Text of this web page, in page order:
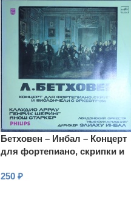
Бетховен – Инбал – Концерт
для фортепиано, скрипки и
250 ₽